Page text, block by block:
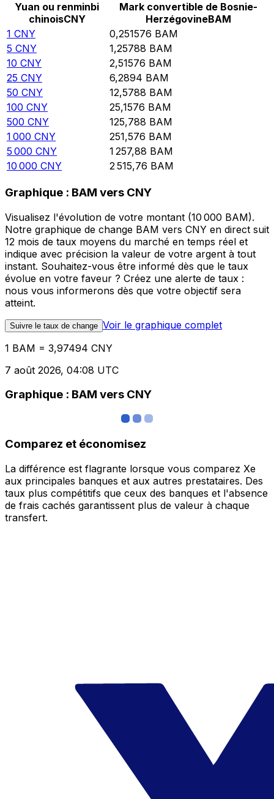
Yuan ou renminbi
chinoisCNY
Mark convertible de Bosnie-
HerzégovineBAM
1 CNY 0,251576 BAM
5 CNY 1,25788 BAM
10 CNY 2,51576 BAM
25 CNY 6,2894 BAM
50 CNY 12,5788 BAM
100 CNY 25,1576 BAM
500 CNY 125,788 BAM
1 000 CNY 251,576 BAM
5 000 CNY 1 257,88 BAM
10 000 CNY 2 515,76 BAM
Graphique : BAM vers CNY
Visualisez l'évolution de votre montant (10 000 BAM).
Notre graphique de change BAM vers CNY en direct suit
12 mois de taux moyens du marché en temps réel et
indique avec précision la valeur de votre argent à tout
instant. Souhaitez-vous être informé dès que le taux
évolue en votre faveur ? Créez une alerte de taux :
nous vous informerons dès que votre objectif sera
atteint.
Suivre le taux de change Voir le graphique complet
1 BAM = 3,97494 CNY
7 août 2026, 04:08 UTC
Graphique : BAM vers CNY
Comparez et économisez
La différence est flagrante lorsque vous comparez Xe
aux principales banques et aux autres prestataires. Des
taux plus compétitifs que ceux des banques et l'absence
de frais cachés garantissent plus de valeur à chaque
transfert.